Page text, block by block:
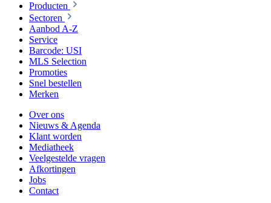
Producten
Sectoren
Aanbod A-Z
Service
Barcode: USI
MLS Selection
Promoties
Snel bestellen
Merken
Over ons
Nieuws & Agenda
Klant worden
Mediatheek
Veelgestelde vragen
Afkortingen
Jobs
Contact